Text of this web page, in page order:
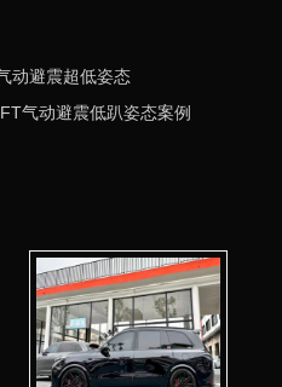
动避震超低姿态
气动避震低趴姿态案例